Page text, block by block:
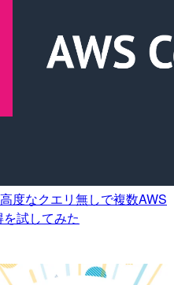
度なクエリ無しで複数AWS
試してみた